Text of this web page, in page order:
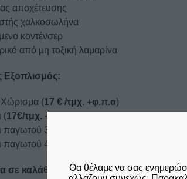
αποχέτευσης
χαλκοσωλήνα
κοντένσερ
από μη τοξική λαμαρίνα
Εξοπλισμός:
(17 € /τμχ. +φ.π.α)
(17€/τμχ. +φ.π.α
παγωτού 3 θέσεων (
παγωτού 4 θέσεων (
σε καλάθια παγωτού: 2 τμχ – 3 θέσεων
Θα θέλαμε να σας